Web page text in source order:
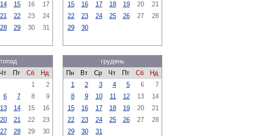
14 15 16
17
21 22 23
24
28 29 30 31
15
16 17 18 19 20
21
22
23 24 25 26 27
28
29
30
Чт Пт Сб
Нд
1
2
6 7 8
9
13 14 15
16
20 21 22
23
27 28 29 30
грудень
Пн
Вт Ср Чт Пт Сб
Нд
1
2 3 4 5 6
7
8
9 10 11 12 13
14
15
16 17 18 19 20
21
22
23 24 25 26 27
28
29
30 31